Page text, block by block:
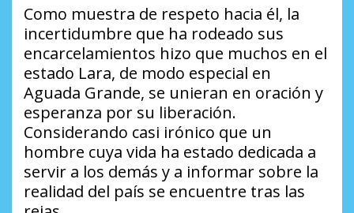
Como muestra de respeto hacia él, la
incertidumbre que ha rodeado sus
encarcelamientos hizo que muchos en el
estado Lara, de modo especial en
Aguada Grande, se unieran en oración y
esperanza por su liberación.
Considerando casi irónico que un
hombre cuya vida ha estado dedicada a
servir a los demás y a informar sobre la
realidad del país se encuentre tras las